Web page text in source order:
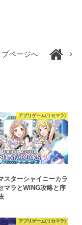
プページへ
アプリゲーム(リセマラ)
スターシャイニーカラ
ラとWING攻略と序
アプリゲーム(リセマラ)